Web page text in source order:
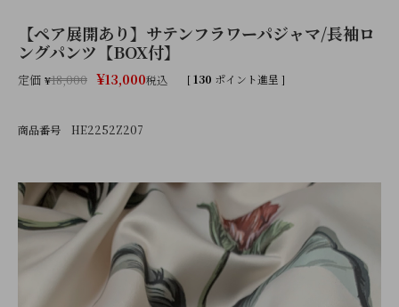
【ペア展開あり】サテンフラワーパジャマ/長袖ロ
ングパンツ【BOX付】
定価 ¥18,000 ¥13,000税込 [130 ポイント進呈 ]
商品番号 HE2252Z207